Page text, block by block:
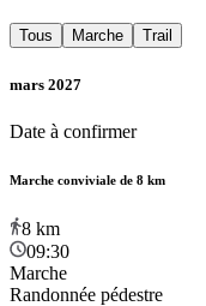
Tous Marche Trail
mars 2027
Date à confirmer
Marche conviviale de 8 km
8 km
09:30
Marche
Randonnée pédestre